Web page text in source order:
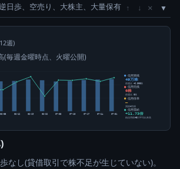
日歩、空売り、大株主、大量保有 ↑ ↓ ×
週)
(毎週金曜時点、火曜公開)
06-05 06-12 06-19 06-26 07-03 07-10 07-17 07-24 07-31
信用買残
49万株
前週比 +6,300株
信用売残
0株
前週比 0株
信用倍率
―
買残÷売残
信用需給
+11.73倍
純信用残÷5日平均出来高
なし(貸借取引で株不足が生じていない)。